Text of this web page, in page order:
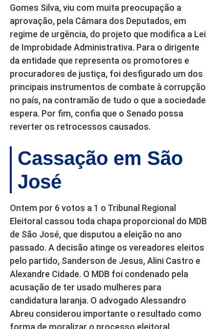
Gomes Silva, viu com muita preocupação a
aprovação, pela Câmara dos Deputados, em
regime de urgência, do projeto que modifica a Lei
de Improbidade Administrativa. Para o dirigente
da entidade que representa os promotores e
procuradores de justiça, foi desfigurado um dos
principais instrumentos de combate à corrupção
no país, na contramão de tudo o que a sociedade
espera. Por fim, confia que o Senado possa
reverter os retrocessos causados.
Cassação em São
José
Ontem por 6 votos a 1 o Tribunal Regional
Eleitoral cassou toda chapa proporcional do MDB
de São José, que disputou a eleição no ano
passado. A decisão atinge os vereadores eleitos
pelo partido, Sanderson de Jesus, Alini Castro e
Alexandre Cidade. O MDB foi condenado pela
acusação de ter usado mulheres para
candidatura laranja. O advogado Alessandro
Abreu considerou importante o resultado como
forma de moralizar o processo eleitoral.